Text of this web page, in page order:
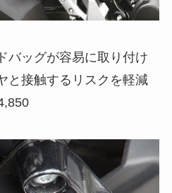
バッグが容易に取り付け
と接触するリスクを軽減